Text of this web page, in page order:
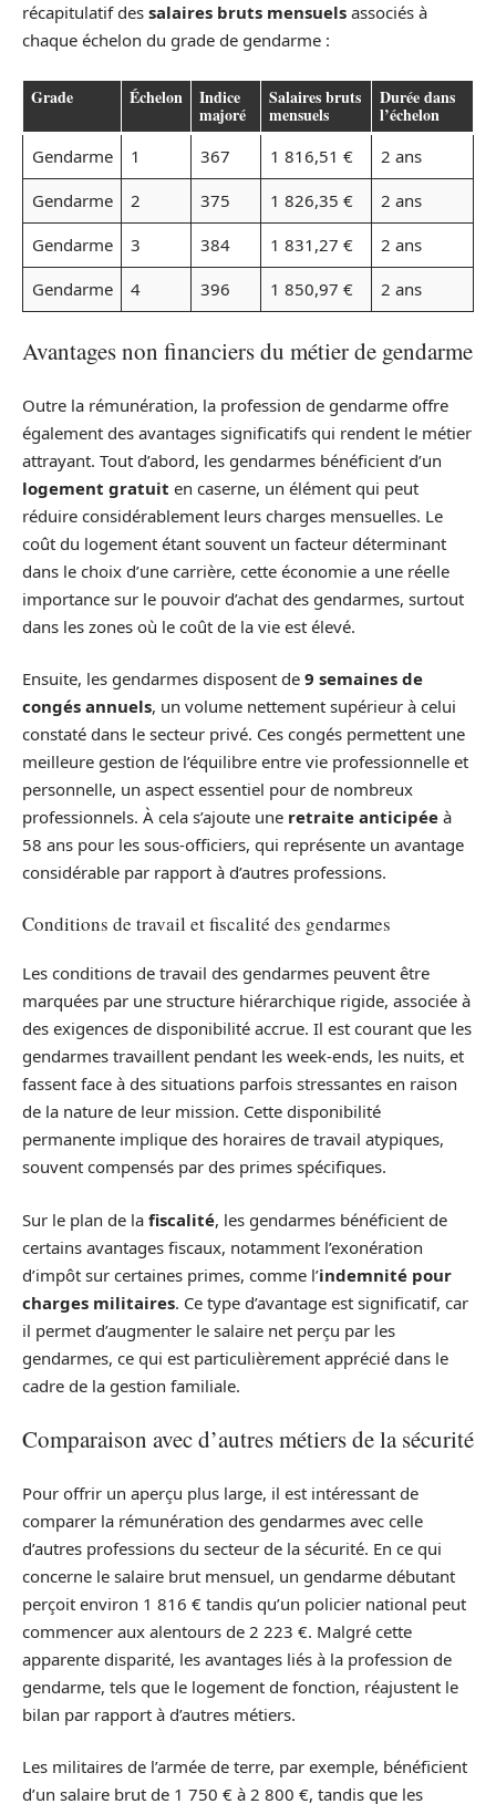
récapitulatif des salaires bruts mensuels associés à
chaque échelon du grade de gendarme :
Grade Échelon Indice
majoré
Salaires bruts
mensuels
Durée dans
l’échelon
Gendarme 1 367 1 816,51 €
2 ans
Gendarme
2 375 1 826,35 €
2 ans
Gendarme
3 384 1 831,27 €
2 ans
Gendarme
4 396 1 850,97 € 2 ans
Avantages non financiers du métier de gendarme
Outre la rémunération, la profession de gendarme offre
également des avantages significatifs qui rendent le métier
attrayant. Tout d’abord, les gendarmes bénéficient d’un
logement gratuit en caserne, un élément qui peut
réduire considérablement leurs charges mensuelles. Le
coût du logement étant souvent un facteur déterminant
dans le choix d’une carrière, cette économie a une réelle
importance sur le pouvoir d’achat des gendarmes, surtout
dans les zones où le coût de la vie est élevé.
Ensuite, les gendarmes disposent de 9 semaines de
congés annuels, un volume nettement supérieur à celui
constaté dans le secteur privé. Ces congés permettent une
meilleure gestion de l’équilibre entre vie professionnelle et
personnelle, un aspect essentiel pour de nombreux
professionnels. À cela s’ajoute une retraite anticipée à
58 ans pour les sous-officiers, qui représente un avantage
considérable par rapport à d’autres professions.
Conditions de travail et fiscalité des gendarmes
Les conditions de travail des gendarmes peuvent être
marquées par une structure hiérarchique rigide, associée à
des exigences de disponibilité accrue. Il est courant que les
gendarmes travaillent pendant les week-ends, les nuits, et
fassent face à des situations parfois stressantes en raison
de la nature de leur mission. Cette disponibilité
permanente implique des horaires de travail atypiques,
souvent compensés par des primes spécifiques.
Sur le plan de la fiscalité, les gendarmes bénéficient de
certains avantages fiscaux, notamment l’exonération
d’impôt sur certaines primes, comme l’indemnité pour
charges militaires. Ce type d’avantage est significatif, car
il permet d’augmenter le salaire net perçu par les
gendarmes, ce qui est particulièrement apprécié dans le
cadre de la gestion familiale.
Comparaison avec d’autres métiers de la sécurité
Pour offrir un aperçu plus large, il est intéressant de
comparer la rémunération des gendarmes avec celle
d’autres professions du secteur de la sécurité. En ce qui
concerne le salaire brut mensuel, un gendarme débutant
perçoit environ 1 816 € tandis qu’un policier national peut
commencer aux alentours de 2 223 €. Malgré cette
apparente disparité, les avantages liés à la profession de
gendarme, tels que le logement de fonction, réajustent le
bilan par rapport à d’autres métiers.
Les militaires de l’armée de terre, par exemple, bénéficient
d’un salaire brut de 1 750 € à 2 800 €, tandis que les